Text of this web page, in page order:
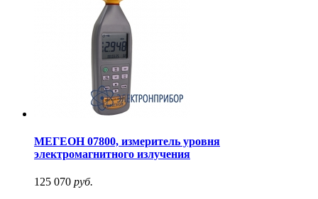
МЕГЕОН 07800, измеритель уровня
электромагнитного излучения
125 070 руб.